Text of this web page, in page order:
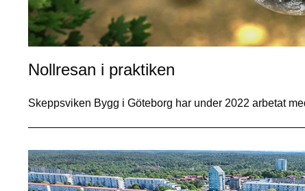
Nollresan i praktiken
Skeppsviken Bygg i Göteborg har under 2022 arbetat